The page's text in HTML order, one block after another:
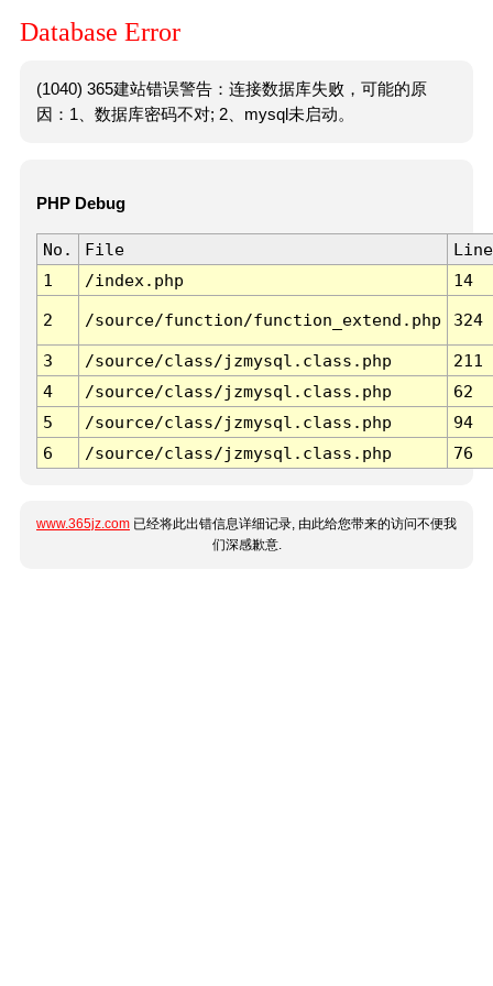
Database Error
(1040) 365建站错误警告：连接数据库失败，可能的原
因：1、数据库密码不对; 2、mysql未启动。
PHP Debug
No. File
Line
1
/index.php 14
2 /source/function/function_extend.php 324
3 /source/class/jzmysql.class.php
211
4
/source/class/jzmysql.class.php
62
5
/source/class/jzmysql.class.php
94
6
/source/class/jzmysql.class.php 76
www.365jz.com 已经将此出错信息详细记录, 由此给您带来的访问不便我
们深感歉意.